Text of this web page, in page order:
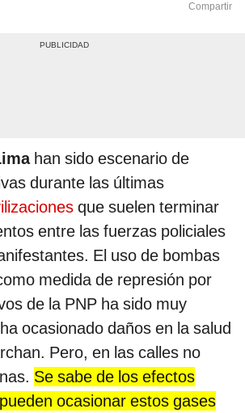
Compartir
han sido escenario de
durante las últimas
que suelen terminar
entre las fuerzas policiales
El uso de bombas
medida de represión por
de la PNP ha sido muy
ocasionado daños en la salud
Pero, en las calles no
Se sabe de los efectos
ocasionar estos gases